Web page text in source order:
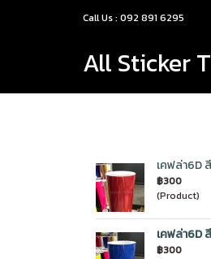
Call Us : 092 891 6295
All Sticker
เคฟล่า6D
฿300
(Product)
เคฟล่า6D
฿300